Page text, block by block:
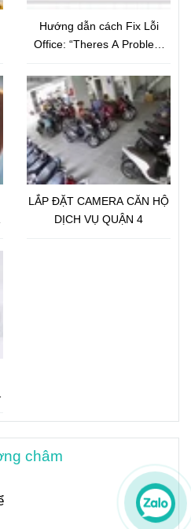
Hướng dẫn cách Fix Lỗi
Office: “Theres A Problem
LẮP ĐẶT CAMERA CĂN HỘ
DỊCH VỤ QUẬN 4
châm